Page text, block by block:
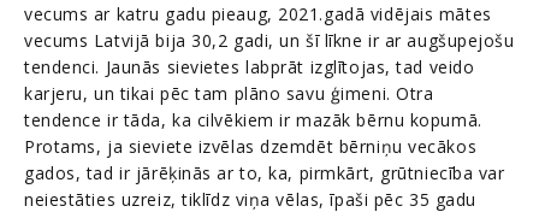
vecums ar katru gadu pieaug, 2021.gadā vidējais mātes
vecums Latvijā bija 30,2 gadi, un šī līkne ir ar augšupejošu
tendenci. Jaunās sievietes labprāt izglītojas, tad veido
karjeru, un tikai pēc tam plāno savu ģimeni. Otra
tendence ir tāda, ka cilvēkiem ir mazāk bērnu kopumā.
Protams, ja sieviete izvēlas dzemdēt bērniņu vecākos
gados, tad ir jārēķinās ar to, ka, pirmkārt, grūtniecība var
neiestāties uzreiz, tiklīdz viņa vēlas, īpaši pēc 35 gadu